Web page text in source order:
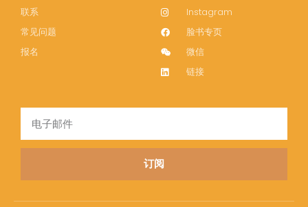
联系
常见问题
报名
Instagram
脸书专页
微信
链接
订阅